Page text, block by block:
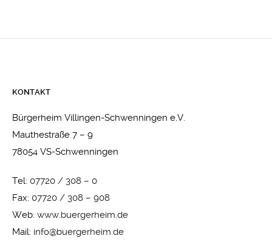
KONTAKT
Bürgerheim Villingen-Schwenningen e.V.
Mauthestraße 7 – 9
78054 VS-Schwenningen
Tel: 07720 / 308 – 0
Fax: 07720 / 308 – 908
Web: www.buergerheim.de
Mail: info@buergerheim.de